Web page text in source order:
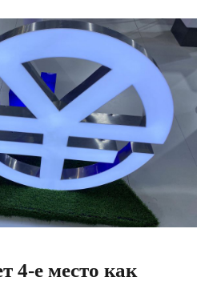
4-е место как